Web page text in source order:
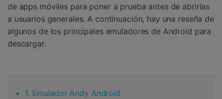
de apps móviles para poner a prueba antes de abrirlas
a usuarios generales. A continuación, hay una reseña de
algunos de los principales emuladores de Android para
descargar.
1. Emulador Andy Android